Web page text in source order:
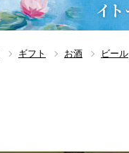
ギフト お酒 ビール